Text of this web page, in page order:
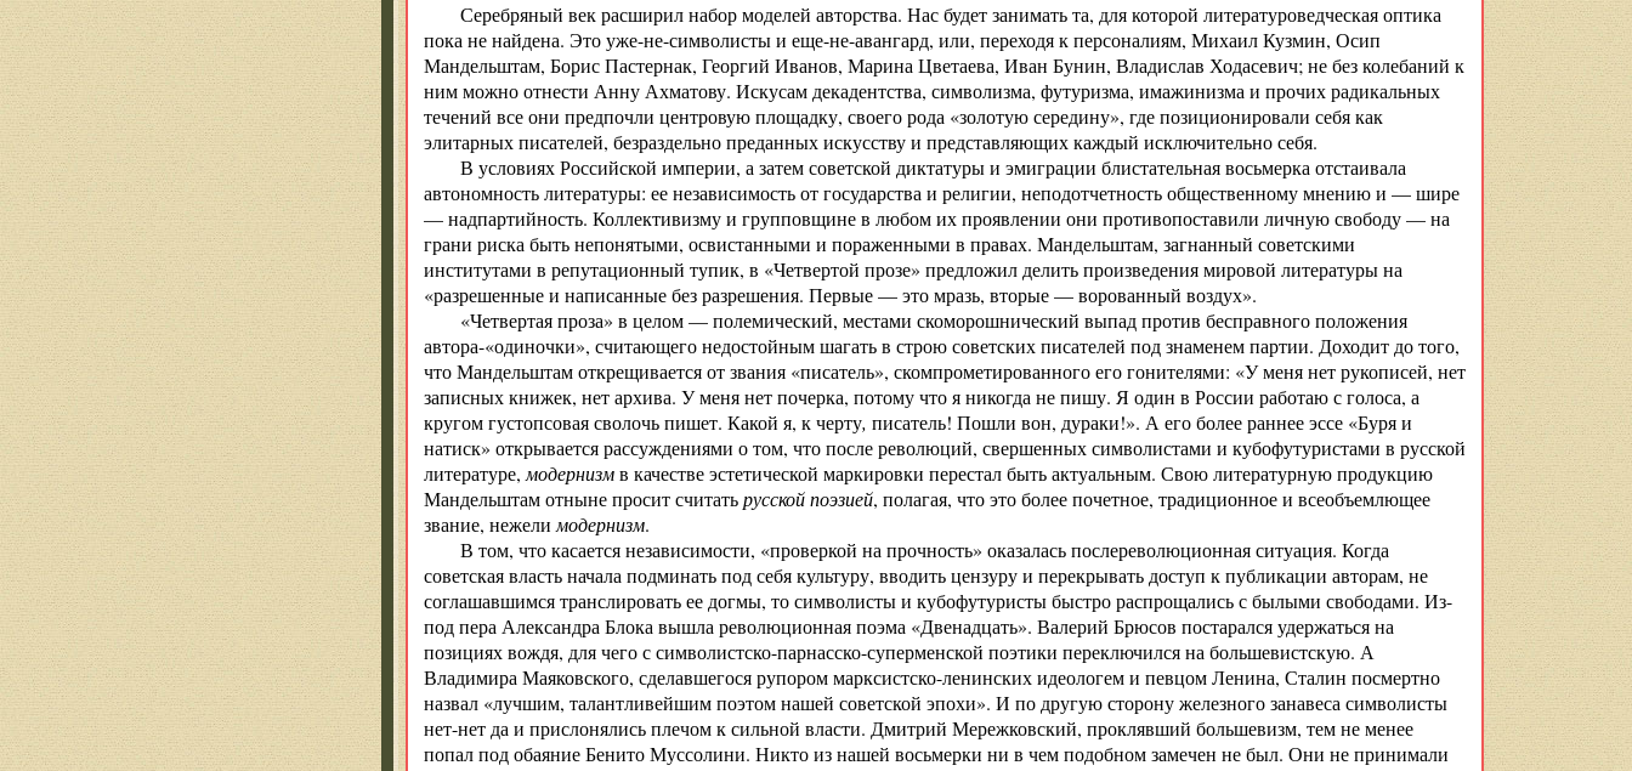
Серебряный век расширил набор моделей авторства. Нас будет занимать та, для которой литературоведческая оптика
пока не найдена. Это уже-не-символисты и еще-не-авангард, или, переходя к персоналиям, Михаил Кузмин, Осип
Мандельштам, Борис Пастернак, Георгий Иванов, Марина Цветаева, Иван Бунин, Владислав Ходасевич; не без колебаний к
ним можно отнести Анну Ахматову. Искусам декадентства, символизма, футуризма, имажинизма и прочих радикальных
течений все они предпочли центровую площадку, своего рода «золотую середину», где позиционировали себя как
элитарных писателей, безраздельно преданных искусству и представляющих каждый исключительно себя.
В условиях Российской империи, а затем советской диктатуры и эмиграции блистательная восьмерка отстаивала
автономность литературы: ее независимость от государства и религии, неподотчетность общественному мнению и — шире
— надпартийность. Коллективизму и групповщине в любом их проявлении они противопоставили личную свободу — на
грани риска быть непонятыми, освистанными и пораженными в правах. Мандельштам, загнанный советскими
институтами в репутационный тупик, в «Четвертой прозе» предложил делить произведения мировой литературы на
«разрешенные и написанные без разрешения. Первые — это мразь, вторые — ворованный воздух».
«Четвертая проза» в целом — полемический, местами скоморошнический выпад против бесправного положения
автора-«одиночки», считающего недостойным шагать в строю советских писателей под знаменем партии. Доходит до того,
что Мандельштам открещивается от звания «писатель», скомпрометированного его гонителями: «У меня нет рукописей, нет
записных книжек, нет архива. У меня нет почерка, потому что я никогда не пишу. Я один в России работаю с голоса, а
кругом густопсовая сволочь пишет. Какой я, к черту, писатель! Пошли вон, дураки!». А его более раннее эссе «Буря и
натиск» открывается рассуждениями о том, что после революций, свершенных символистами и кубофутуристами в русской
литературе, модернизмв качестве эстетической маркировки перестал быть актуальным. Свою литературную продукцию
Мандельштам отныне просит считатьрусской поэзией, полагая, что это более почетное, традиционное и всеобъемлющее
звание, нежели модернизм.
В том, что касается независимости, «проверкой на прочность» оказалась послереволюционная ситуация. Когда
советская власть начала подминать под себя культуру, вводить цензуру и перекрывать доступ к публикации авторам, не
соглашавшимся транслировать ее догмы, то символисты и кубофутуристы быстро распрощались с былыми свободами. Из-
под пера Александра Блока вышла революционная поэма «Двенадцать». Валерий Брюсов постарался удержаться на
позициях вождя, для чего с символистско-парнасско-суперменской поэтики переключился на большевистскую. А
Владимира Маяковского, сделавшегося рупором марксистско-ленинских идеологем и певцом Ленина, Сталин посмертно
назвал «лучшим, талантливейшим поэтом нашей советской эпохи». И по другую сторону железного занавеса символисты
нет-нет да и прислонялись плечом к сильной власти. Дмитрий Мережковский, проклявший большевизм, тем не менее
попал под обаяние Бенито Муссолини. Никто из нашей восьмерки ни в чем подобном замечен не был. Они не принимали